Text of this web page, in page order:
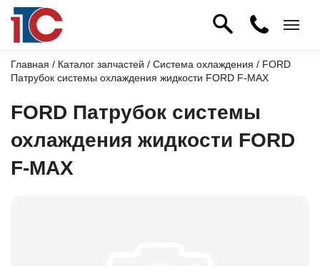
Главная / Каталог запчастей / Система охлаждения / FORD
Патрубок системы охлаждения жидкости FORD F-MAX
FORD Патрубок системы
охлаждения жидкости FORD
F-MAX